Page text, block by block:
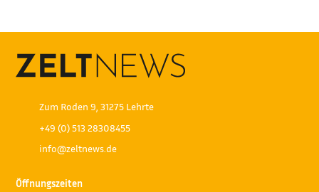
Zum Roden 9, 31275 Lehrte
+49 (0) 513 28308455
info@zeltnews.de
Öffnungszeiten